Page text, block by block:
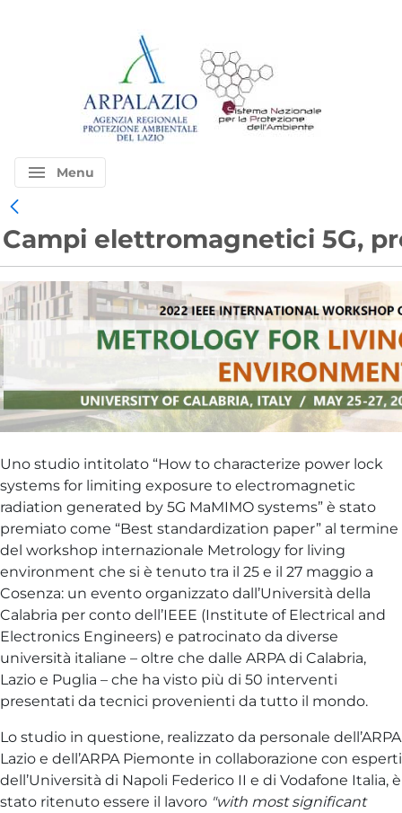
menu Menu
Campi elettromagnetici 5G,
Uno studio intitolato “How to characterize power lock
systems for limiting exposure to electromagnetic
radiation generated by 5G MaMIMO systems” è stato
premiato come “Best standardization paper” al termine
del workshop internazionale Metrology for living
environment che si è tenuto tra il 25 e il 27 maggio a
Cosenza: un evento organizzato dall’Università della
Calabria per conto dell’IEEE (Institute of Electrical and
Electronics Engineers) e patrocinato da diverse
università italiane – oltre che dalle ARPA di Calabria,
Lazio e Puglia – che ha visto più di 50 interventi
presentati da tecnici provenienti da tutto il mondo.
Lo studio in questione, realizzato da personale dell’ARPA
Lazio e dell’ARPA Piemonte in collaborazione con esperti
dell’Università di Napoli Federico II e di Vodafone Italia, è
stato ritenuto essere il lavoro "with most significant